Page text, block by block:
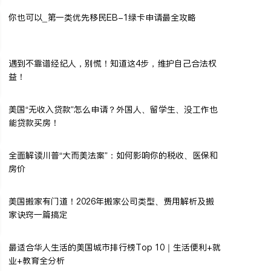
你也可以_第一类优先移民EB-1绿卡申请最全攻略
遇到不靠谱经纪人，别慌！知道这4步，维护自己合法权
益！
美国“无收入贷款”怎么申请？外国人、留学生、没工作也
能贷款买房！
全面解读川普“大而美法案”：如何影响你的税收、医保和
房价
美国搬家有门道！2026年搬家公司类型、费用解析及搬
家诀窍一篇搞定
最适合华人生活的美国城市排行榜Top 10｜生活便利+就
业+教育全分析